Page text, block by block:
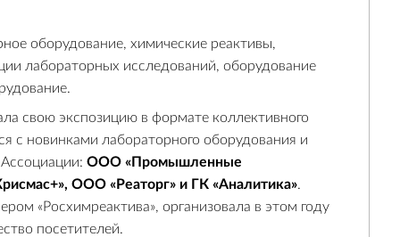
оборудование, химические реактивы,
лабораторных исследований, оборудование
свою экспозицию в формате коллективного
с новинками лабораторного оборудования и
ООО «Промышленные
ООО «Реаторг» и ГК «Аналитика».
«Росхимреактива», организовала в этом году
посетителей.